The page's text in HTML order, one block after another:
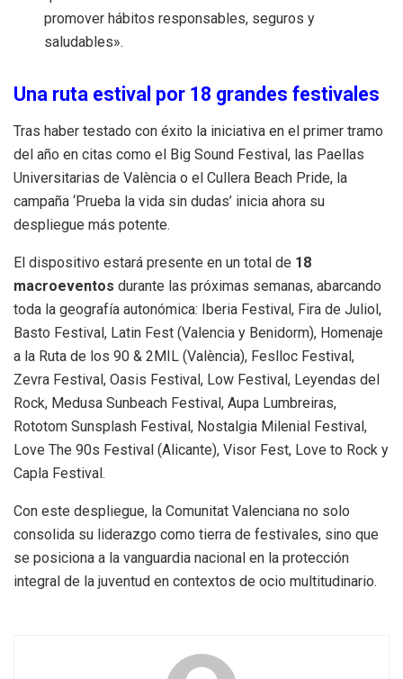
promover hábitos responsables, seguros y
saludables».
Una ruta estival por 18 grandes festivales
Tras haber testado con éxito la iniciativa en el primer tramo
del año en citas como el Big Sound Festival, las Paellas
Universitarias de València o el Cullera Beach Pride, la
campaña ‘Prueba la vida sin dudas’ inicia ahora su
despliegue más potente.
El dispositivo estará presente en un total de 18
macroeventos durante las próximas semanas, abarcando
toda la geografía autonómica: Iberia Festival, Fira de Juliol,
Basto Festival, Latin Fest (Valencia y Benidorm), Homenaje
a la Ruta de los 90 & 2MIL (València), Feslloc Festival,
Zevra Festival, Oasis Festival, Low Festival, Leyendas del
Rock, Medusa Sunbeach Festival, Aupa Lumbreiras,
Rototom Sunsplash Festival, Nostalgia Milenial Festival,
Love The 90s Festival (Alicante), Visor Fest, Love to Rock y
Capla Festival.
Con este despliegue, la Comunitat Valenciana no solo
consolida su liderazgo como tierra de festivales, sino que
se posiciona a la vanguardia nacional en la protección
integral de la juventud en contextos de ocio multitudinario.